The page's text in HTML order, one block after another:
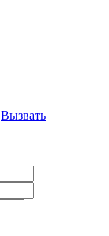
Вызвать